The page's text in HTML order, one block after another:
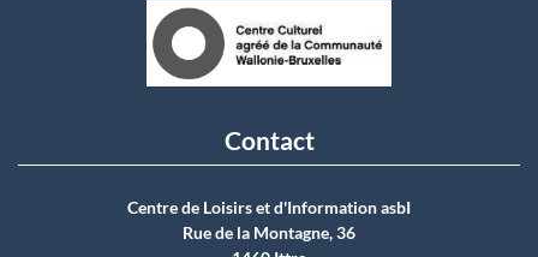
Contact
Centre de Loisirs et d'Information asbI
Rue de la Montagne, 36